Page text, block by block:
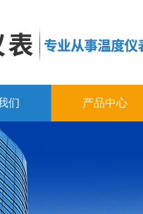
们 产品中心